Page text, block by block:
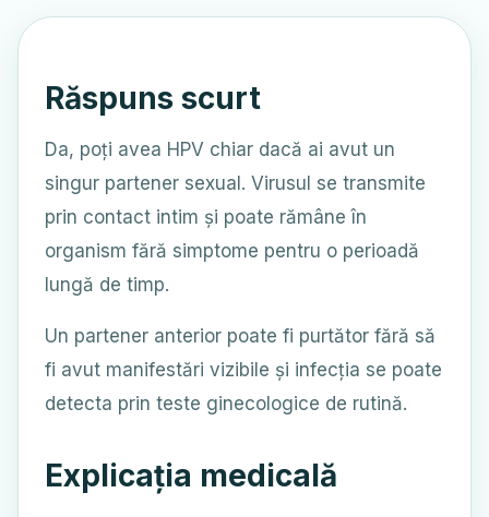
Răspuns scurt
Da, poți avea HPV chiar dacă ai avut un
singur partener sexual. Virusul se transmite
prin contact intim și poate rămâne în
organism fără simptome pentru o perioadă
lungă de timp.
Un partener anterior poate fi purtător fără să
fi avut manifestări vizibile și infecția se poate
detecta prin teste ginecologice de rutină.
Explicația medicală